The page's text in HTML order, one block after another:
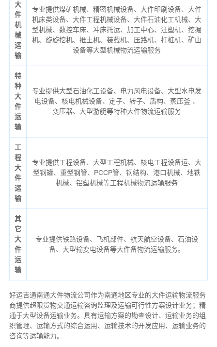
大
件
机
械
运
输
专业提供煤矿机械、精密机械设备、大件印刷设备、大件
机床类设备、大件工程机械设备、大件石油化工机械、大
型机械、数控车床、冲床托运、加工中心、注塑机、挖掘
机、旋旋挖机、推土机、装载机、压路机、打桩机、矿山
设备等大型机械物流运输服务
特
种
大
件
运
输
专业提供大型石油化工设备、电力风电设备、大型水电发
电设备、核电机械设备、定子、转子、盾构、蒸压釜 、
变压器、大型游艇等特种大件物流运输服务
工
程
大
件
运
输
专业提供工程设备、大型工程机械、核电工程设备运、大
型钢罐、重型钢管、PCCP管、钢结构、港口机械、地铁
机械、铝塑机械等工程机械物流运输服务
其
它
大
件
运
输
专业提供铁路设备、飞机部件、航天航空设备、石油设
备、大型输变电设备等大件备物流运输服务。
好运吉通南通大件物流公司作为南通地区专业的大件运输物流服务
商提供超限货物交通运输咨询监理及运输可行性方案设计业务；精
通于大型设备运输业务。具有运输方案的勘查设计、运输业务的组
织管理、运输方式的综合运用、运输技术的开发应用、运输业务的
咨询等运输能力。